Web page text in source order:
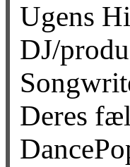
Ugens
DJ/
Deres